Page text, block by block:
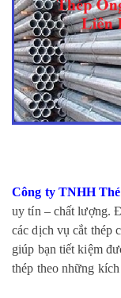
Công ty TNHH
uy tín – chất lượng.
các dịch vụ cắt thép
giúp bạn tiết kiệm
thép theo những